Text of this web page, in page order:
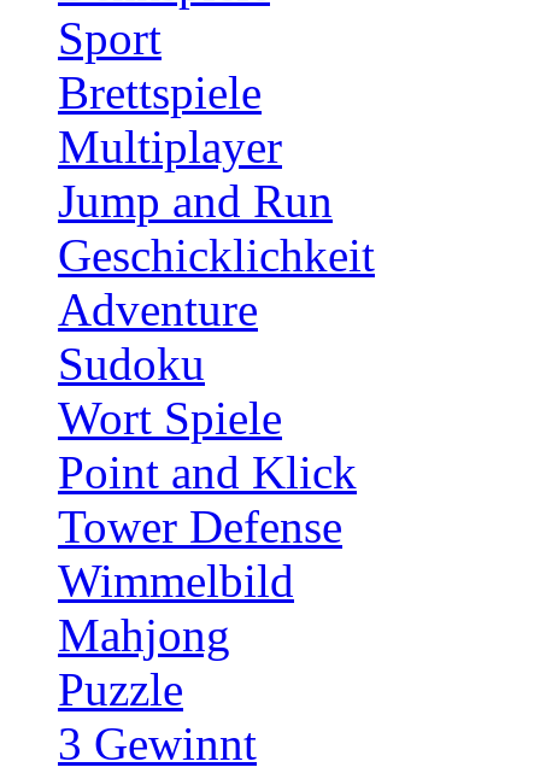
Sport
Brettspiele
Multiplayer
Jump and Run
Geschicklichkeit
Adventure
Sudoku
Wort Spiele
Point and Klick
Tower Defense
Wimmelbild
Mahjong
Puzzle
3 Gewinnt